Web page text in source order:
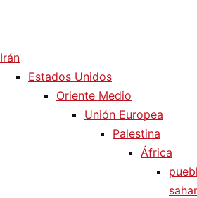
Irán
Estados Unidos
Oriente Medio
Unión Europea
Palestina
África